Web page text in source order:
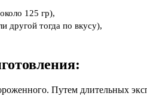
125 гр),
другой тогда по вкусу),
Путем длительных